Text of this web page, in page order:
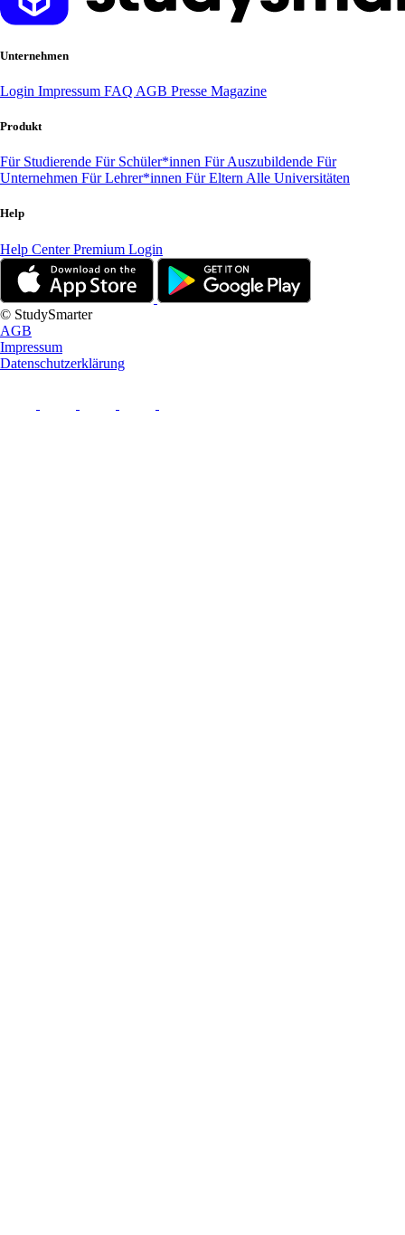
Unternehmen
Login Impressum FAQ AGB Presse Magazine
Produkt
Für Studierende Für Schüler*innen Für Auszubildende Für
Unternehmen Für Lehrer*innen Für Eltern Alle Universitäten
Help
Help CenterPremium Login
© StudySmarter
AGB
Impressum
Datenschutzerklärung